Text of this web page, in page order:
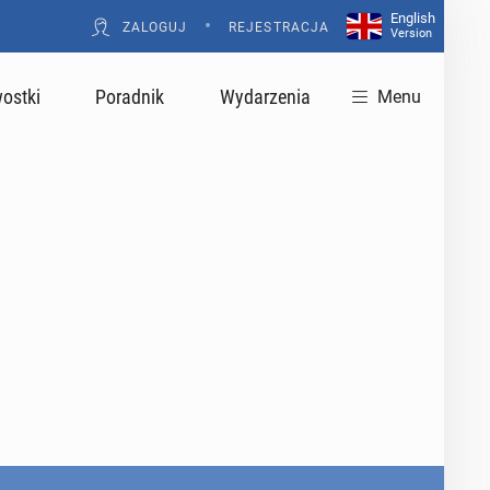
ZALOGUJ • REJESTRACJA
English
Version
Poradnik Wydarzenia Menu